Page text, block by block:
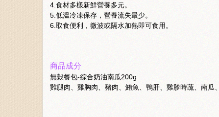
4.食材多樣新鮮營養多元。
5.低溫冷凍保存，營養流失最少。
6.取食便利，微波或隔水加熱即可食用。
商品成分
無穀餐包-綜合奶油南瓜200g
雞腿肉、雞胸肉、豬肉、鮪魚、鴨肝、雞胗時蔬、南瓜